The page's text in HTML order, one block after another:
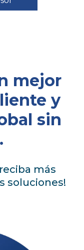
mejor
y
sin
más
soluciones!